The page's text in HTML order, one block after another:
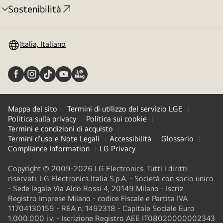
Sostenibilità
Attivazione
Italia, Italiano
Mappa del sito
Termini di utilizzo del servizio LGE
Politica sulla privacy
Politica sui cookie
Termini e condizioni di acquisto
Termini d'uso e Note Legali
Accessibilità
Glossario
Compliance Information
LG Privacy
Copyright © 2009-2026 LG Electronics. Tutti i diritti
riservati. LG Electronics Italia S.p.A. - Società con socio unico
- Sede legale Via Aldo Rossi 4, 20149 Milano - Iscriz.
Registro Imprese Milano - codice Fiscale e Partita IVA
11704130159 - REA n. 1492318 - Capitale Sociale Euro
1.000.000 i.v. - Iscrizione Registro AEE IT08020000002343​